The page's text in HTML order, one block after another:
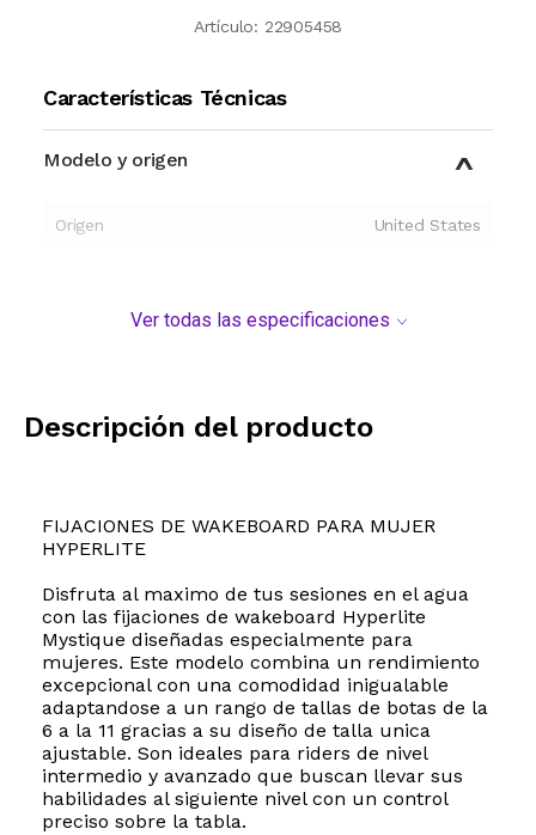
Artículo: 22905458
Características Técnicas
Modelo y origen
Origen United States
Ver todas las especificaciones
Descripción del producto
FIJACIONES DE WAKEBOARD PARA MUJER
HYPERLITE
Disfruta al maximo de tus sesiones en el agua
con las fijaciones de wakeboard Hyperlite
Mystique diseñadas especialmente para
mujeres. Este modelo combina un rendimiento
excepcional con una comodidad inigualable
adaptandose a un rango de tallas de botas de la
6 a la 11 gracias a su diseño de talla unica
ajustable. Son ideales para riders de nivel
intermedio y avanzado que buscan llevar sus
habilidades al siguiente nivel con un control
preciso sobre la tabla.